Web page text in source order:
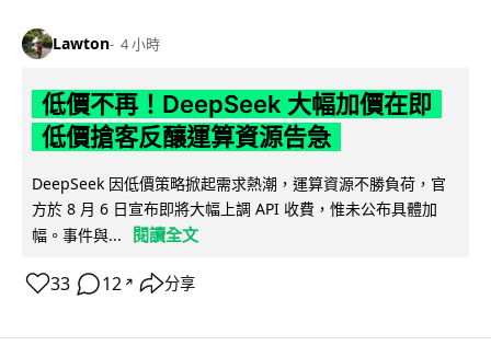
Lawton 4 小時
低價不再！DeepSeek 大幅加價在即
低價搶客反釀運算資源告急
DeepSeek 因低價策略掀起需求熱潮，運算資源不勝負荷，官
方於 8 月 6 日宣布即將大幅上調 API 收費，惟未公布具體加
幅。事件與...
閱讀全文
33 12 ↗ 分享